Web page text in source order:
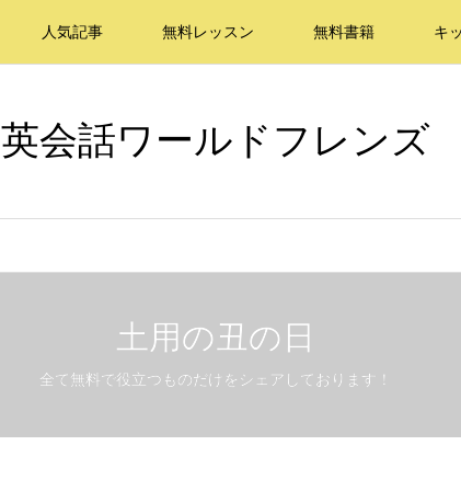
人気記事 無料レッスン 無料書籍 キ
英会話ワールドフレンズ
土用の丑の日
全て無料で役立つものだけをシェアしております！